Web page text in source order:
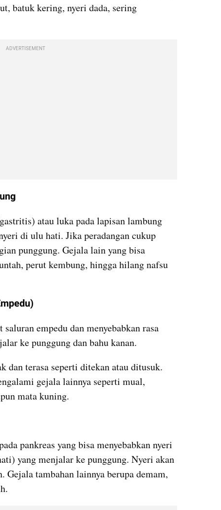
batuk kering, nyeri dada, sering
ADVERTISEMENT
atau luka pada lapisan lambung
di ulu hati. Jika peradangan cukup
punggung. Gejala lain yang bisa
perut kembung, hingga hilang nafsu
empedu dan menyebabkan rasa
ke punggung dan bahu kanan.
dan terasa seperti ditekan atau ditusuk.
gejala lainnya seperti mual,
mata kuning.
pankreas yang bisa menyebabkan nyeri
yang menjalar ke punggung. Nyeri akan
Gejala tambahan lainnya berupa demam,